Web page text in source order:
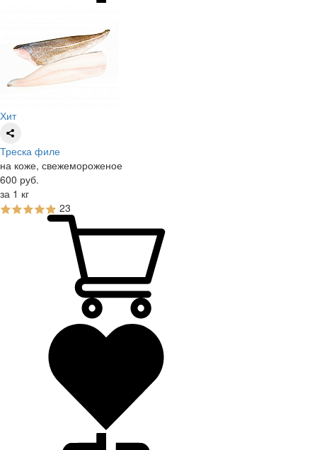
Хит
Треска филе
на коже, свежемороженое
600 руб.
за 1 кг
23